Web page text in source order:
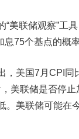
联储观察”工具
75个基点的概
美国7月CPI同
美联储是否停
。美联储可能在